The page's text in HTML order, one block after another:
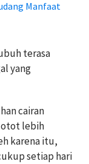
Manfaat
terasa
yang
cairan
otot lebih
karena itu,
setiap hari